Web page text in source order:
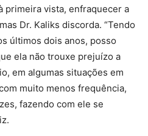
primeira vista, enfraquecer a
Dr. Kaliks discorda. “Tendo
últimos dois anos, posso
ela não trouxe prejuízo a
em algumas situações em
muito menos frequência,
fazendo com ele se